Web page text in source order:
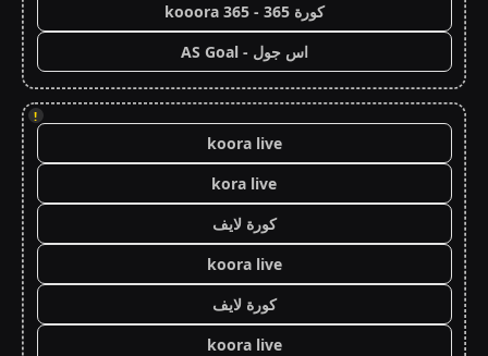
كورة 365 - kooora 365
اس جول - AS Goal
!
koora live
kora live
كورة لايف
koora live
كورة لايف
koora live